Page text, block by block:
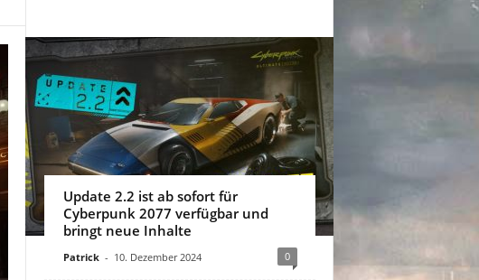
Update 2.2 ist ab sofort für
Cyberpunk 2077 verfügbar und
bringt neue Inhalte
Patrick - 10. Dezember 2024 0